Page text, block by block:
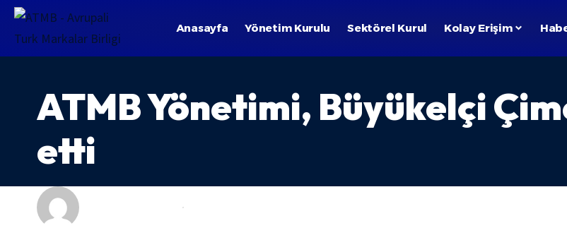
Anasayfa Yönetim Kurulu Sektörel Kurul Kolay Erişim
ATMB Yönetimi, Büyükelçi
etti